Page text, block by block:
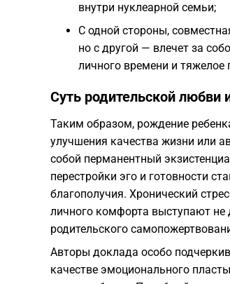
внутри нуклеарной семьи;
С одной стороны,
но с другой — влечет за
личного времени и тяжелое
Суть родительской любви
Таким образом, рождение
улучшения качества жизни или
собой перманентный
перестройки эго и готовности
благополучия. Хронический
личного комфорта выступают
родительского
Авторы доклада особо
качестве эмоционального